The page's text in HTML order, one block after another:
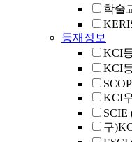
학술
등재정보
KCI
KCI
KCI
SCIE
구